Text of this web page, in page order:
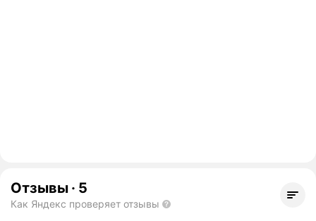
Отзывы · 5
Как Яндекс проверяет отзывы